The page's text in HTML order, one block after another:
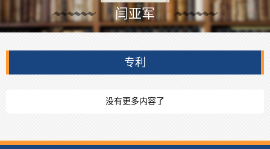
闫亚军
专利
没有更多内容了